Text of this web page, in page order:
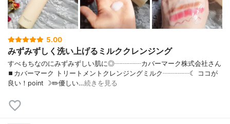
5.00
みずみずしく洗い上げるミルククレンジング
すべもちなのにみずみずしい肌に◎┈┈┈┈カバーマーク株式会社さん
⏹カバーマーク トリートメントクレンジングミルク┈┈┈┈☾ ココが
良い！point ☽✏️優しい…続きを見る